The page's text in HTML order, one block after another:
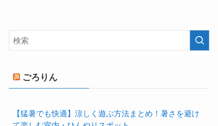
ごろりん
【猛暑でも快適】涼しく遊ぶ方法まとめ！暑さを避け